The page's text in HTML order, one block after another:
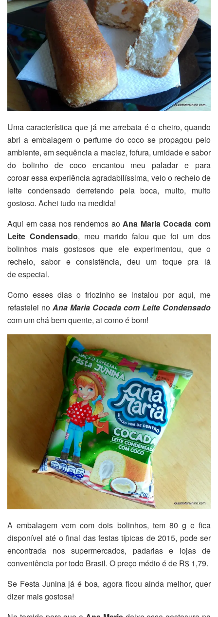
Uma característica que já me arrebata é o cheiro, quando
abri a embalagem o perfume do coco se propagou pelo
ambiente, em sequência a maciez, fofura, umidade e sabor
do bolinho de coco encantou meu paladar e para
coroar essa experiência agradabilíssima, veio o recheio de
leite condensado derretendo pela boca, muito, muito
gostoso. Achei tudo na medida!
Aqui em casa nos rendemos aoAna Maria Cocada com
Leite Condensado, meu marido falou que foi um dos
bolinhos mais gostosos que ele experimentou, que o
recheio, sabor e consistência, deu um toque pra lá
de especial.
Como esses dias o friozinho se instalou por aqui, me
refastelei no Ana Maria Cocada com Leite Condensado
com um chá bem quente, ai como é bom!
A embalagem vem com dois bolinhos, tem 80 g e fica
disponível até o final das festas típicas de 2015, pode ser
encontrada nos supermercados, padarias e lojas de
conveniência por todo Brasil. O preço médio é de R$ 1,79.
Se Festa Junina já é boa, agora ficou ainda melhor, quer
dizer mais gostosa!